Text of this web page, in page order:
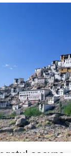
ascuns